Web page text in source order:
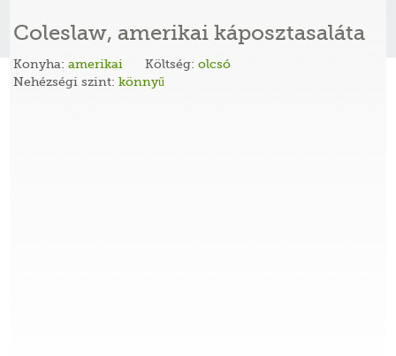
Coleslaw, amerikai káposztasaláta
Konyha:amerikai Költség:olcsó
Nehézségi szint:könnyű